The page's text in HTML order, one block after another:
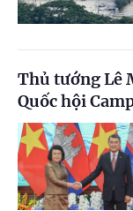
Thủ tướng Lê
Quốc hội